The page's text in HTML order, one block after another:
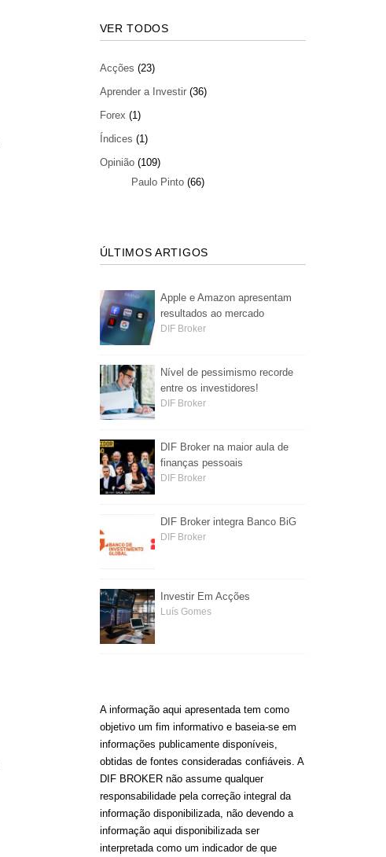
VER TODOS
Acções (23)
Aprender a Investir(36)
Forex (1)
Índices (1)
Opinião(109)
Paulo Pinto(66)
ÚLTIMOS ARTIGOS
Apple e Amazon apresentam
resultados ao mercado
DIF Broker
Nível de pessimismo recorde
entre os investidores!
DIF Broker
DIF Broker na maior aula de
finanças pessoais
DIF Broker
DIF Broker integra Banco BiG
DIF Broker
Investir Em Acções
Luís Gomes
A informação aqui apresentada tem como
objetivo um fim informativo e baseia-se em
informações publicamente disponíveis,
obtidas de fontes consideradas confiáveis. A
DIF BROKER não assume qualquer
responsabilidade pela correção integral da
informação disponibilizada, não devendo a
informação aqui disponibilizada ser
interpretada como um indicador de que